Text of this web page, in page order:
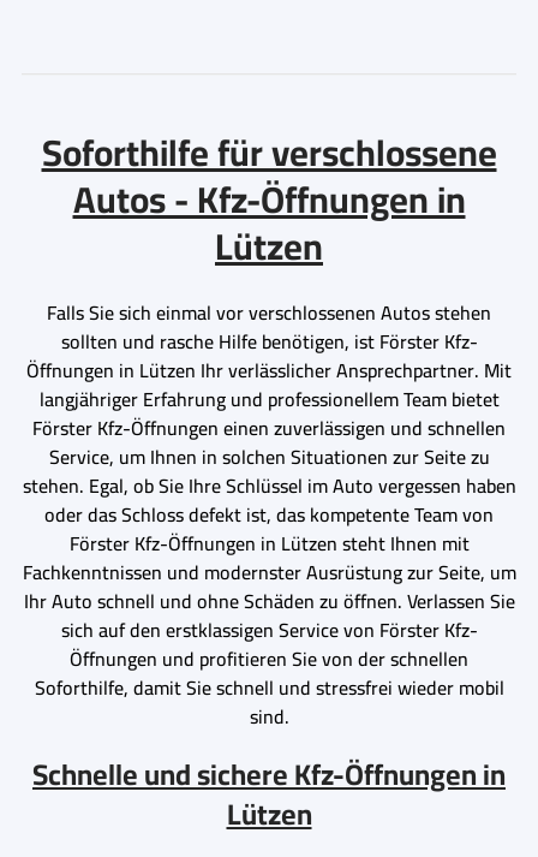
Soforthilfe für verschlossene
Autos - Kfz-Öffnungen in
Lützen
Falls Sie sich einmal vor verschlossenen Autos stehen
sollten und rasche Hilfe benötigen, ist Förster Kfz-
Öffnungen in Lützen Ihr verlässlicher Ansprechpartner. Mit
langjähriger Erfahrung und professionellem Team bietet
Förster Kfz-Öffnungen einen zuverlässigen und schnellen
Service, um Ihnen in solchen Situationen zur Seite zu
stehen. Egal, ob Sie Ihre Schlüssel im Auto vergessen haben
oder das Schloss defekt ist, das kompetente Team von
Förster Kfz-Öffnungen in Lützen steht Ihnen mit
Fachkenntnissen und modernster Ausrüstung zur Seite, um
Ihr Auto schnell und ohne Schäden zu öffnen. Verlassen Sie
sich auf den erstklassigen Service von Förster Kfz-
Öffnungen und profitieren Sie von der schnellen
Soforthilfe, damit Sie schnell und stressfrei wieder mobil
sind.
Schnelle und sichere Kfz-Öffnungen in
Lützen